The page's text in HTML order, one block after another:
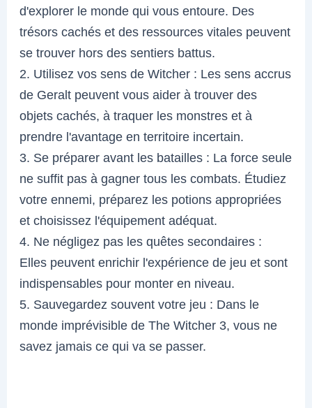
d'explorer le monde qui vous entoure. Des
trésors cachés et des ressources vitales peuvent
se trouver hors des sentiers battus.
2. Utilisez vos sens de Witcher : Les sens accrus
de Geralt peuvent vous aider à trouver des
objets cachés, à traquer les monstres et à
prendre l'avantage en territoire incertain.
3. Se préparer avant les batailles : La force seule
ne suffit pas à gagner tous les combats. Étudiez
votre ennemi, préparez les potions appropriées
et choisissez l'équipement adéquat.
4. Ne négligez pas les quêtes secondaires :
Elles peuvent enrichir l'expérience de jeu et sont
indispensables pour monter en niveau.
5. Sauvegardez souvent votre jeu : Dans le
monde imprévisible de The Witcher 3, vous ne
savez jamais ce qui va se passer.